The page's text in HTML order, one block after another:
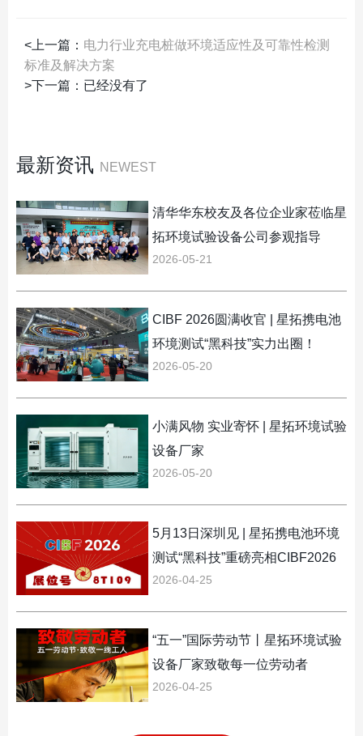
<上一篇： 电力行业充电桩做环境适应性及可靠性检测
标准及解决方案
>下一篇：已经没有了
最新资讯 NEWEST
清华华东校友及各位企业家莅临星
拓环境试验设备公司参观指导
2026-05-21
CIBF 2026圆满收官 | 星拓携电池
环境测试“黑科技”实力出圈！
2026-05-20
小满风物 实业寄怀 | 星拓环境试验
设备厂家
2026-05-20
5月13日深圳见 | 星拓携电池环境
测试“黑科技”重磅亮相CIBF2026
2026-04-25
“五一”国际劳动节丨星拓环境试验
设备厂家致敬每一位劳动者
2026-04-25